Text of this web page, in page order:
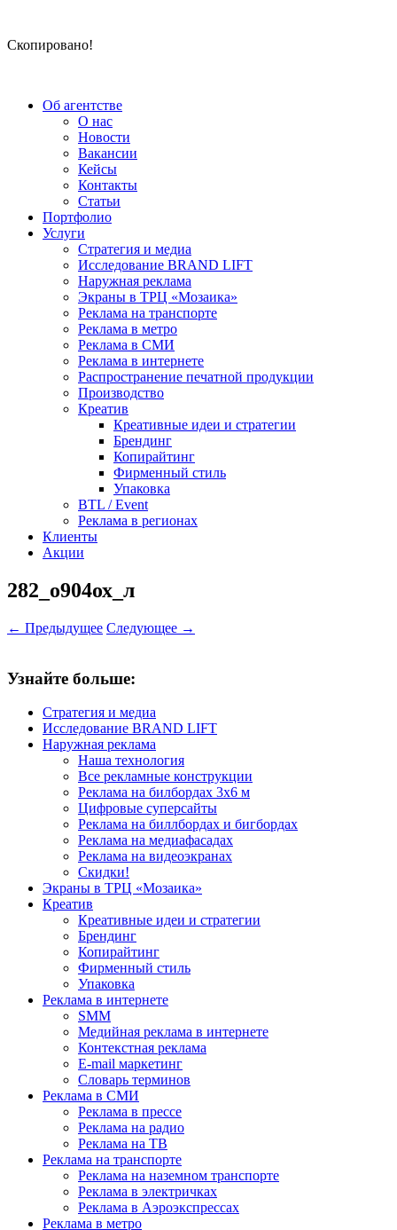
Скопировано!
Об агентстве
О нас
Новости
Вакансии
Кейсы
Контакты
Статьи
Портфолио
Услуги
Стратегия и медиа
Исследование BRAND LIFT
Наружная реклама
Экраны в ТРЦ «Мозаика»
Реклама на транспорте
Реклама в метро
Реклама в СМИ
Реклама в интернете
Распространение печатной продукции
Производство
Креатив
Креативные идеи и стратегии
Брендинг
Копирайтинг
Фирменный стиль
Упаковка
BTL / Event
Реклама в регионах
Клиенты
Акции
282_о904ох_л
← Предыдущее Следующее →
Узнайте больше:
Стратегия и медиа
Исследование BRAND LIFT
Наружная реклама
Наша технология
Все рекламные конструкции
Реклама на билбордах 3х6 м
Цифровые суперсайты
Реклама на биллбордах и бигбордах
Реклама на медиафасадах
Реклама на видеоэкранах
Скидки!
Экраны в ТРЦ «Мозаика»
Креатив
Креативные идеи и стратегии
Брендинг
Копирайтинг
Фирменный стиль
Упаковка
Реклама в интернете
SMM
Медийная реклама в интернете
Контекстная реклама
E-mail маркетинг
Словарь терминов
Реклама в СМИ
Реклама в прессе
Реклама на радио
Реклама на ТВ
Реклама на транспорте
Реклама на наземном транспорте
Реклама в электричках
Реклама в Аэроэкспрессах
Реклама в метро